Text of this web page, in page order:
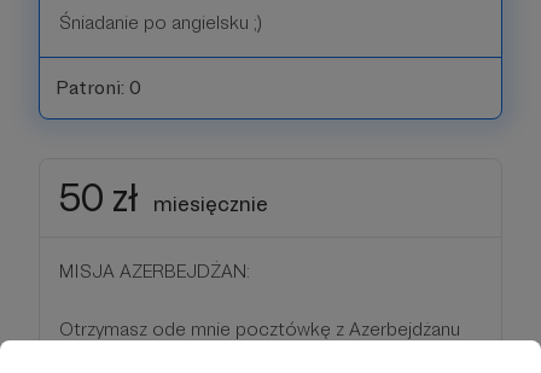
Śniadanie po angielsku ;)
Patroni: 0
50 zł miesięcznie
MISJA AZERBEJDŻAN:
Otrzymasz ode mnie pocztówkę z Azerbejdżanu